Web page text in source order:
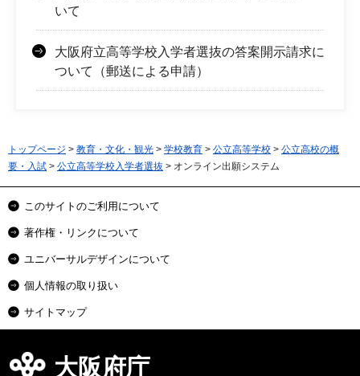
いて
大阪府立高等学校入学者選抜の答案開示請求に
ついて（郵送による申請）
トップページ > 教育・文化・観光 > 学校教育 > 公立高等学校 > 公立高校の概
要・入試 > 公立高等学校入学者選抜 > オンライン出願システム
このサイトのご利用について
著作権・リンクについて
ユニバーサルデザインについて
個人情報の取り扱い
サイトマップ
大阪府庁